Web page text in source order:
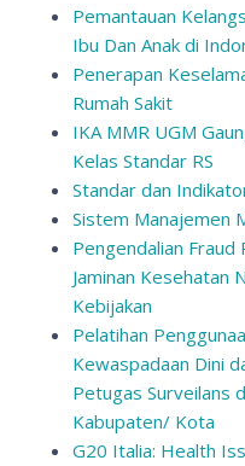
Pemantauan
Ibu Dan Anak di
Penerapan
Rumah Sakit
IKA MMR UGM
Kelas Standar RS
Standar dan
Sistem Manajemen
Pengendalian Fraud
Jaminan Kesehatan
Kebijakan
Pelatihan
Kewaspadaan Dini
Petugas Surveilans
Kabupaten/ Kota
G20 Italia: Health